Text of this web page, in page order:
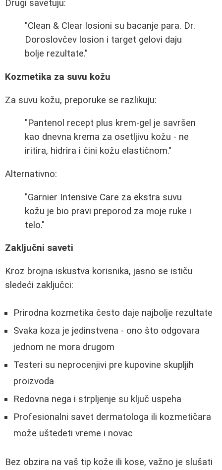
Drugi savetuju:
"Clean & Clear losioni su bacanje para. Dr.
Doroslovčev losion i target gelovi daju
bolje rezultate."
Kozmetika za suvu kožu
Za suvu kožu, preporuke se razlikuju:
"Pantenol recept plus krem-gel je savršen
kao dnevna krema za osetljivu kožu - ne
iritira, hidrira i čini kožu elastičnom."
Alternativno:
"Garnier Intensive Care za ekstra suvu
kožu je bio pravi preporod za moje ruke i
telo."
Zaključni saveti
Kroz brojna iskustva korisnika, jasno se ističu
sledeći zaključci:
Prirodna kozmetika često daje najbolje rezultate
Svaka koza je jedinstvena - ono što odgovara
jednom ne mora drugom
Testeri su neprocenjivi pre kupovine skupljih
proizvoda
Redovna negа i strpljenje su ključ uspeha
Profesionalni savet dermatologa ili kozmetičara
može uštedeti vreme i novac
Bez obzira na vaš tip kože ili kose, važno je slušati